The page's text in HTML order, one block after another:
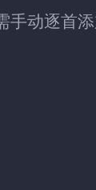
手动逐首